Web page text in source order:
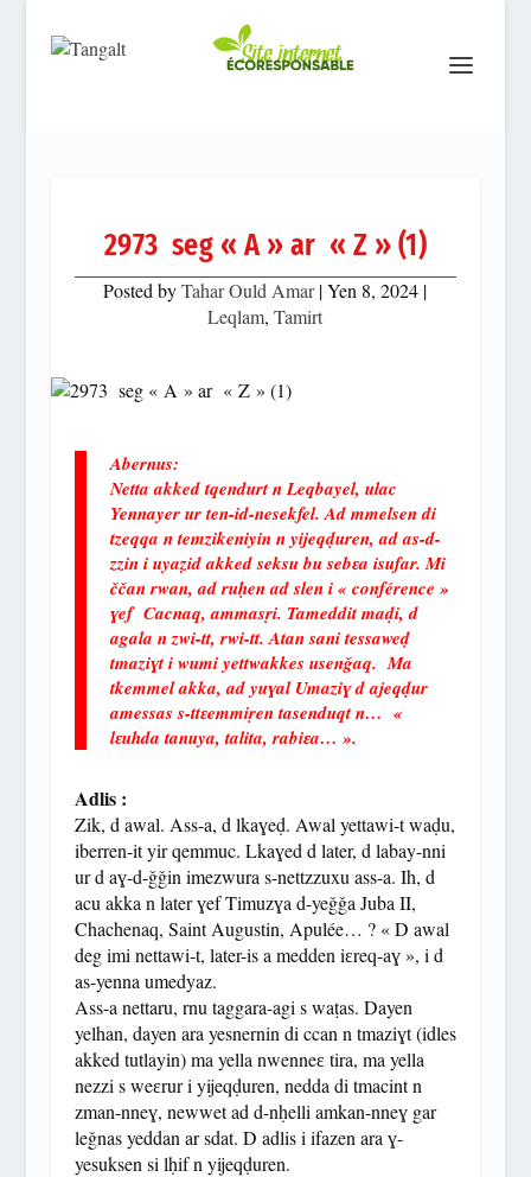
2973 seg « A » ar « Z » (1)
Posted byTahar Ould Amar|Yen 8, 2024 |
Leqlam,Tamirt
Abernus:
Netta akked tqendurt n Leqbayel, ulac
Yennayer ur ten-id-nesekfel. Ad mmelsen di
tzeqqa n temzikeniyin n yijeqḍuren, ad as-d-
zzin i uyaẓid akked seksu bu sebɛa isufar. Mi
ččan rwan, ad ruḥen ad slen i « conférence »
ɣef Cacnaq, ammasṛi. Tameddit maḍi, d
agala n zwi-tt, rwi-tt. Atan sani tessaweḍ
tmaziɣt i wumi yettwakkes usenǧaq. Ma
tkemmel akka, ad yuɣal Umaziɣ d ajeqḍur
amessas s-ttɛemmiṛen tasenduqt n… «
lɛuhda tanuya, talita, rabiɛa… ».
Adlis :
Zik, d awal. Ass-a, d lkaɣeḍ. Awal yettawi-t waḍu,
iberren-it yir qemmuc. Lkaɣed d later, d labay-nni
ur d aɣ-d-ǧǧin imezwura s-nettzzuxu ass-a. Ih, d
acu akka n later ɣef Timuzɣa d-yeǧǧa Juba II,
Chachenaq, Saint Augustin, Apulée… ? « D awal
deg imi nettawi-t, later-is a medden iɛreq-aɣ », i d
as-yenna umedyaz.
Ass-a nettaru, rnu taggara-agi s waṭas. Dayen
yelhan, dayen ara yesnernin di ccan n tmaziɣt (idles
akked tutlayin) ma yella nwenneɛ tira, ma yella
nezzi s weɛrur i yijeqḍuren, nedda di tmacint n
zman-nneɣ, newwet ad d-nḥelli amkan-nneɣ gar
leǧnas yeddan ar sdat. D adlis i ifazen ara ɣ-
yesuksen si lḥif n yijeqḍuren.